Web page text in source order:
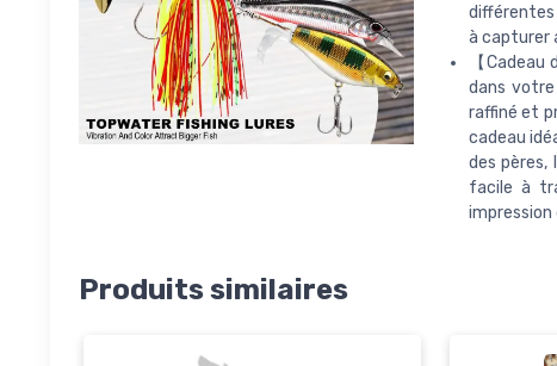
différentes
à capturer
【
dans
raffiné et
cadeau
des pères,
facile à
impression
Produits similaires